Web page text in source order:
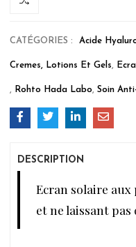
CATÉGORIES : Acide
Cremes, Lotions Et Gels,
, Rohto Hada Labo,Soin
DESCRIPTION
Ecran solaire
et ne laissant pas